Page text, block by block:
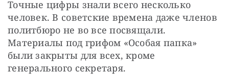
Точные цифры знали всего несколько
человек. В советские времена даже членов
политбюро не во все посвящали.
Материалы под грифом «Особая папка»
были закрыты для всех, кроме
генерального секретаря.